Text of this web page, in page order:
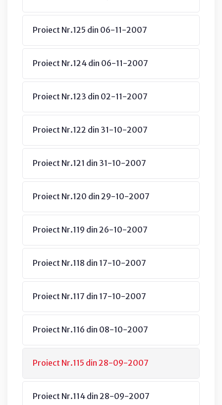
Proiect Nr.125 din 06-11-2007
Proiect Nr.124 din 06-11-2007
Proiect Nr.123 din 02-11-2007
Proiect Nr.122 din 31-10-2007
Proiect Nr.121 din 31-10-2007
Proiect Nr.120 din 29-10-2007
Proiect Nr.119 din 26-10-2007
Proiect Nr.118 din 17-10-2007
Proiect Nr.117 din 17-10-2007
Proiect Nr.116 din 08-10-2007
Proiect Nr.115 din 28-09-2007
Proiect Nr.114 din 28-09-2007